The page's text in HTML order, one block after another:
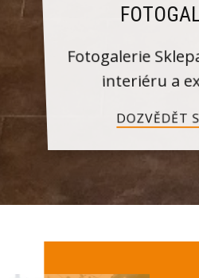
Fotogalerie
interiéru a
DOZVĚDĚT